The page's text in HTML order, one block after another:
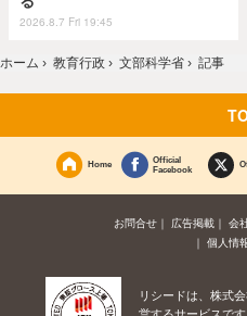
2026.8.7 Fri 19:45
ホーム › 教育行政 › 文部科学省 › 記事
Home
Official
Facebook
お問合せ 広告掲載 会
個人情
リシードは、株式